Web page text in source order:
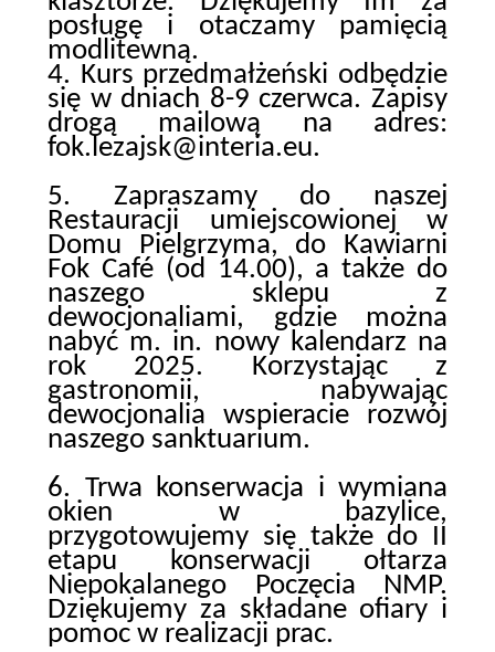
posługę i otaczamy pamięcią
modlitewną.
4. Kurs przedmałżeński odbędzie
się w dniach 8-9 czerwca. Zapisy
drogą mailową na adres:
fok.lezajsk@interia.eu.
5. Zapraszamy do naszej
Restauracji umiejscowionej w
Domu Pielgrzyma, do Kawiarni
Fok Café (od 14.00), a także do
naszego sklepu z
dewocjonaliami, gdzie można
nabyć m. in. nowy kalendarz na
rok 2025. Korzystając z
gastronomii, nabywając
dewocjonalia wspieracie rozwój
naszego sanktuarium.
6. Trwa konserwacja i wymiana
okien w bazylice,
przygotowujemy się także do II
etapu konserwacji ołtarza
Niepokalanego Poczęcia NMP.
Dziękujemy za składane ofiary i
pomoc w realizacji prac.